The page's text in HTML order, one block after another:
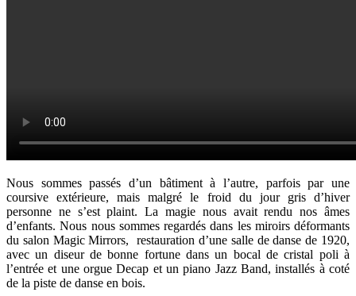
Nous sommes passés d’un bâtiment à l’autre, parfois par une
coursive extérieure, mais malgré le froid du jour gris d’hiver
personne ne s’est plaint. La magie nous avait rendu nos âmes
d’enfants. Nous nous sommes regardés dans les miroirs déformants
du salon Magic Mirrors, restauration d’une salle de danse de 1920,
avec un diseur de bonne fortune dans un bocal de cristal poli à
l’entrée et une orgue Decap et un piano Jazz Band, installés à coté
de la piste de danse en bois.